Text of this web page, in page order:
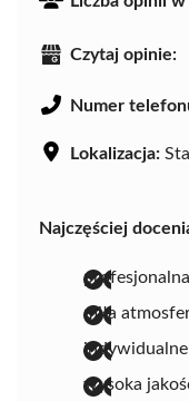
Czytaj opinie:
Numer
Lokalizacja:
Najczęściej
miła
wysoka